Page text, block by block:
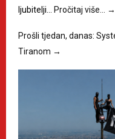
ljubitelji…
Pročitaj više… →
Prošli tjedan, danas:
Tiranom →